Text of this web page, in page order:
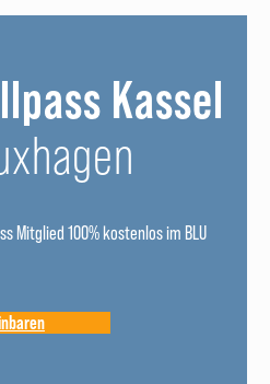
Kassel
Mitglied 100% kostenlos im BLU